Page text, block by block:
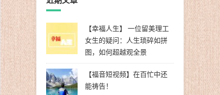
【幸福人生】 一位留美理工
女生的疑问：人生琐碎如拼
图，如何超越观全景
【福音短视频】在百忙中还
能祷告！